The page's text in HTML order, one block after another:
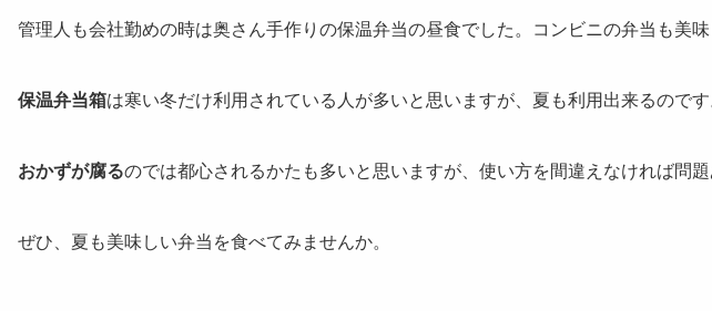
管理人も会社勤めの時は奥さん手作りの保温弁当の昼食でした。コンビニの弁当も美味
保温弁当箱は寒い冬だけ利用されている人が多いと思いますが、夏も利用出来るのです
おかずが腐るのでは都心されるかたも多いと思いますが、使い方を間違えなければ問題
ぜひ、夏も美味しい弁当を食べてみませんか。